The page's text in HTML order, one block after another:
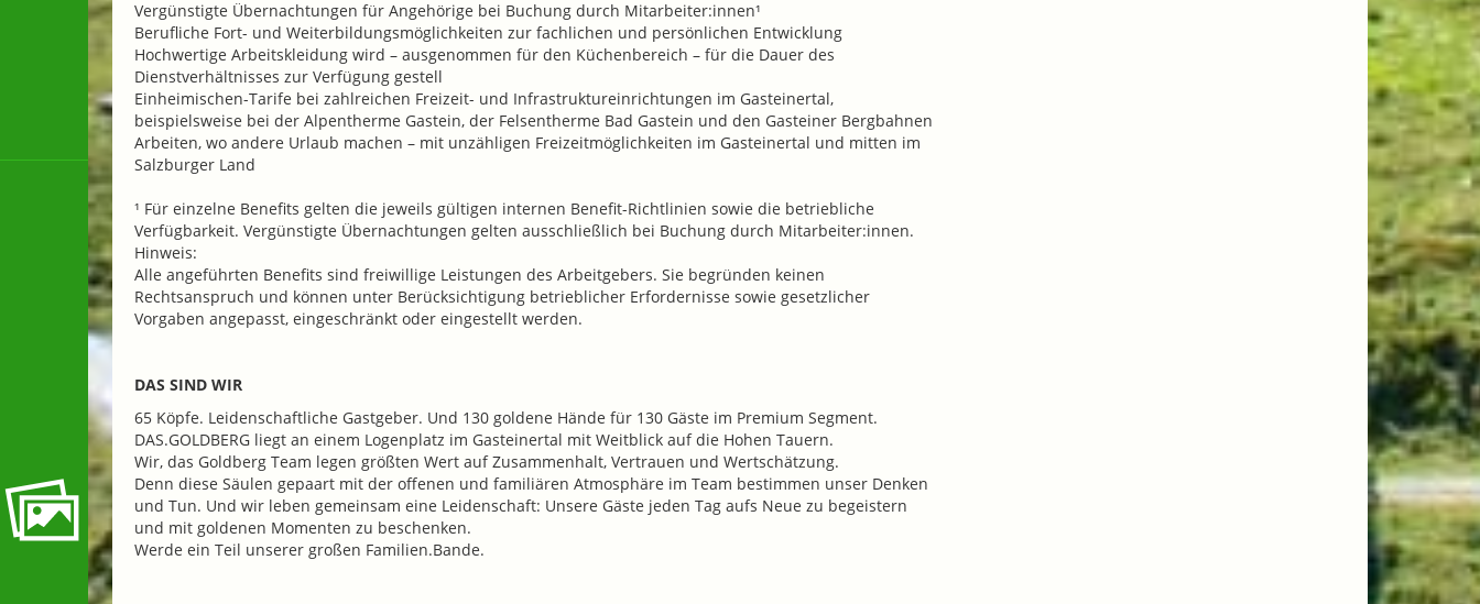
Vergünstigte Übernachtungen für Angehörige bei Buchung durch Mitarbeiter:innen¹
Berufliche Fort- und Weiterbildungsmöglichkeiten zur fachlichen und persönlichen Entwicklung
Hochwertige Arbeitskleidung wird – ausgenommen für den Küchenbereich – für die Dauer des
Dienstverhältnisses zur Verfügung gestell
Einheimischen-Tarife bei zahlreichen Freizeit- und Infrastruktureinrichtungen im Gasteinertal,
beispielsweise bei der Alpentherme Gastein, der Felsentherme Bad Gastein und den Gasteiner Bergbahnen
Arbeiten, wo andere Urlaub machen – mit unzähligen Freizeitmöglichkeiten im Gasteinertal und mitten im
Salzburger Land
¹ Für einzelne Benefits gelten die jeweils gültigen internen Benefit-Richtlinien sowie die betriebliche
Verfügbarkeit. Vergünstigte Übernachtungen gelten ausschließlich bei Buchung durch Mitarbeiter:innen.
Hinweis:
Alle angeführten Benefits sind freiwillige Leistungen des Arbeitgebers. Sie begründen keinen
Rechtsanspruch und können unter Berücksichtigung betrieblicher Erfordernisse sowie gesetzlicher
Vorgaben angepasst, eingeschränkt oder eingestellt werden.
DAS SIND WIR
65 Köpfe. Leidenschaftliche Gastgeber. Und 130 goldene Hände für 130 Gäste im Premium Segment.
DAS.GOLDBERG liegt an einem Logenplatz im Gasteinertal mit Weitblick auf die Hohen Tauern.
Wir, das Goldberg Team legen größten Wert auf Zusammenhalt, Vertrauen und Wertschätzung.
Denn diese Säulen gepaart mit der offenen und familiären Atmosphäre im Team bestimmen unser Denken
und Tun. Und wir leben gemeinsam eine Leidenschaft: Unsere Gäste jeden Tag aufs Neue zu begeistern
und mit goldenen Momenten zu beschenken.
Werde ein Teil unserer großen Familien.Bande.